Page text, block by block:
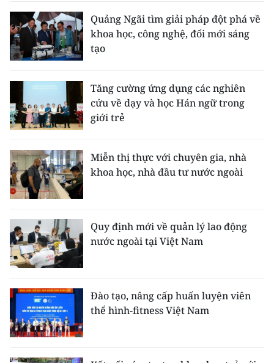
Ảnh
Infographic
TIN MỚI
TIN ĐỊA PHƯƠNG
Trung du và miền núi phía Bắc
Đồng bằng sông Hồng
Duyên hải Nam Trung Bộ và Tây
Nguyên
Đồng bằng sông Cửu Long
Chuyên trang Hà Nội
Quảng Ngãi tìm giải pháp đột phá về
khoa học, công nghệ, đổi mới sáng
tạo
Tăng cường ứng dụng các nghiên
cứu về dạy và học Hán ngữ trong
giới trẻ
Miễn thị thực với chuyên gia, nhà
khoa học, nhà đầu tư nước ngoài
Quy định mới về quản lý lao động
nước ngoài tại Việt Nam
Đào tạo, nâng cấp huấn luyện viên
thể hình-fitness Việt Nam